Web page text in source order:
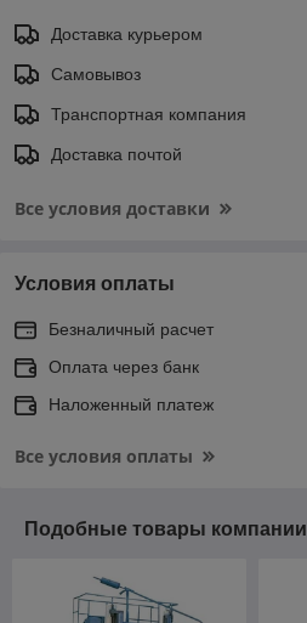
Доставка курьером
Самовывоз
Транспортная компания
Доставка почтой
Все условия доставки
Условия оплаты
Безналичный расчет
Оплата через банк
Наложенный платеж
Все условия оплаты
Подобные товары компании